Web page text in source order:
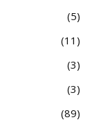
5
11
3
3
89